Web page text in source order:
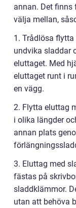
annan. Det
välja mellan,
1. Trådlösa
undvika sladdar
eluttaget. Med
eluttaget runt i
en vägg.
2. Flytta eluttag
i olika längder
annan plats
3. Eluttag med
fästas på
sladdklämmor.
utan att behöva